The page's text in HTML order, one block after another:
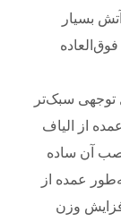
بسیار
سبک‌تر
از الیاف
آن ساده
عمده از
وزن